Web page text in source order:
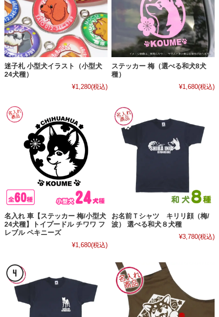
迷子札 小型犬イラスト（小型犬
24犬種）
¥1,280(税込)
ステッカー 梅（選べる和犬8犬
種）
¥1,680(税込)
名入れ 車【ステッカー 梅/小型犬
24犬種】トイプードル チワワ フ
レブル ペキニーズ
¥1,680(税込)
お名前Ｔシャツ キリリ顔（梅/
波） 選べる和犬８犬種
¥3,780(税込)